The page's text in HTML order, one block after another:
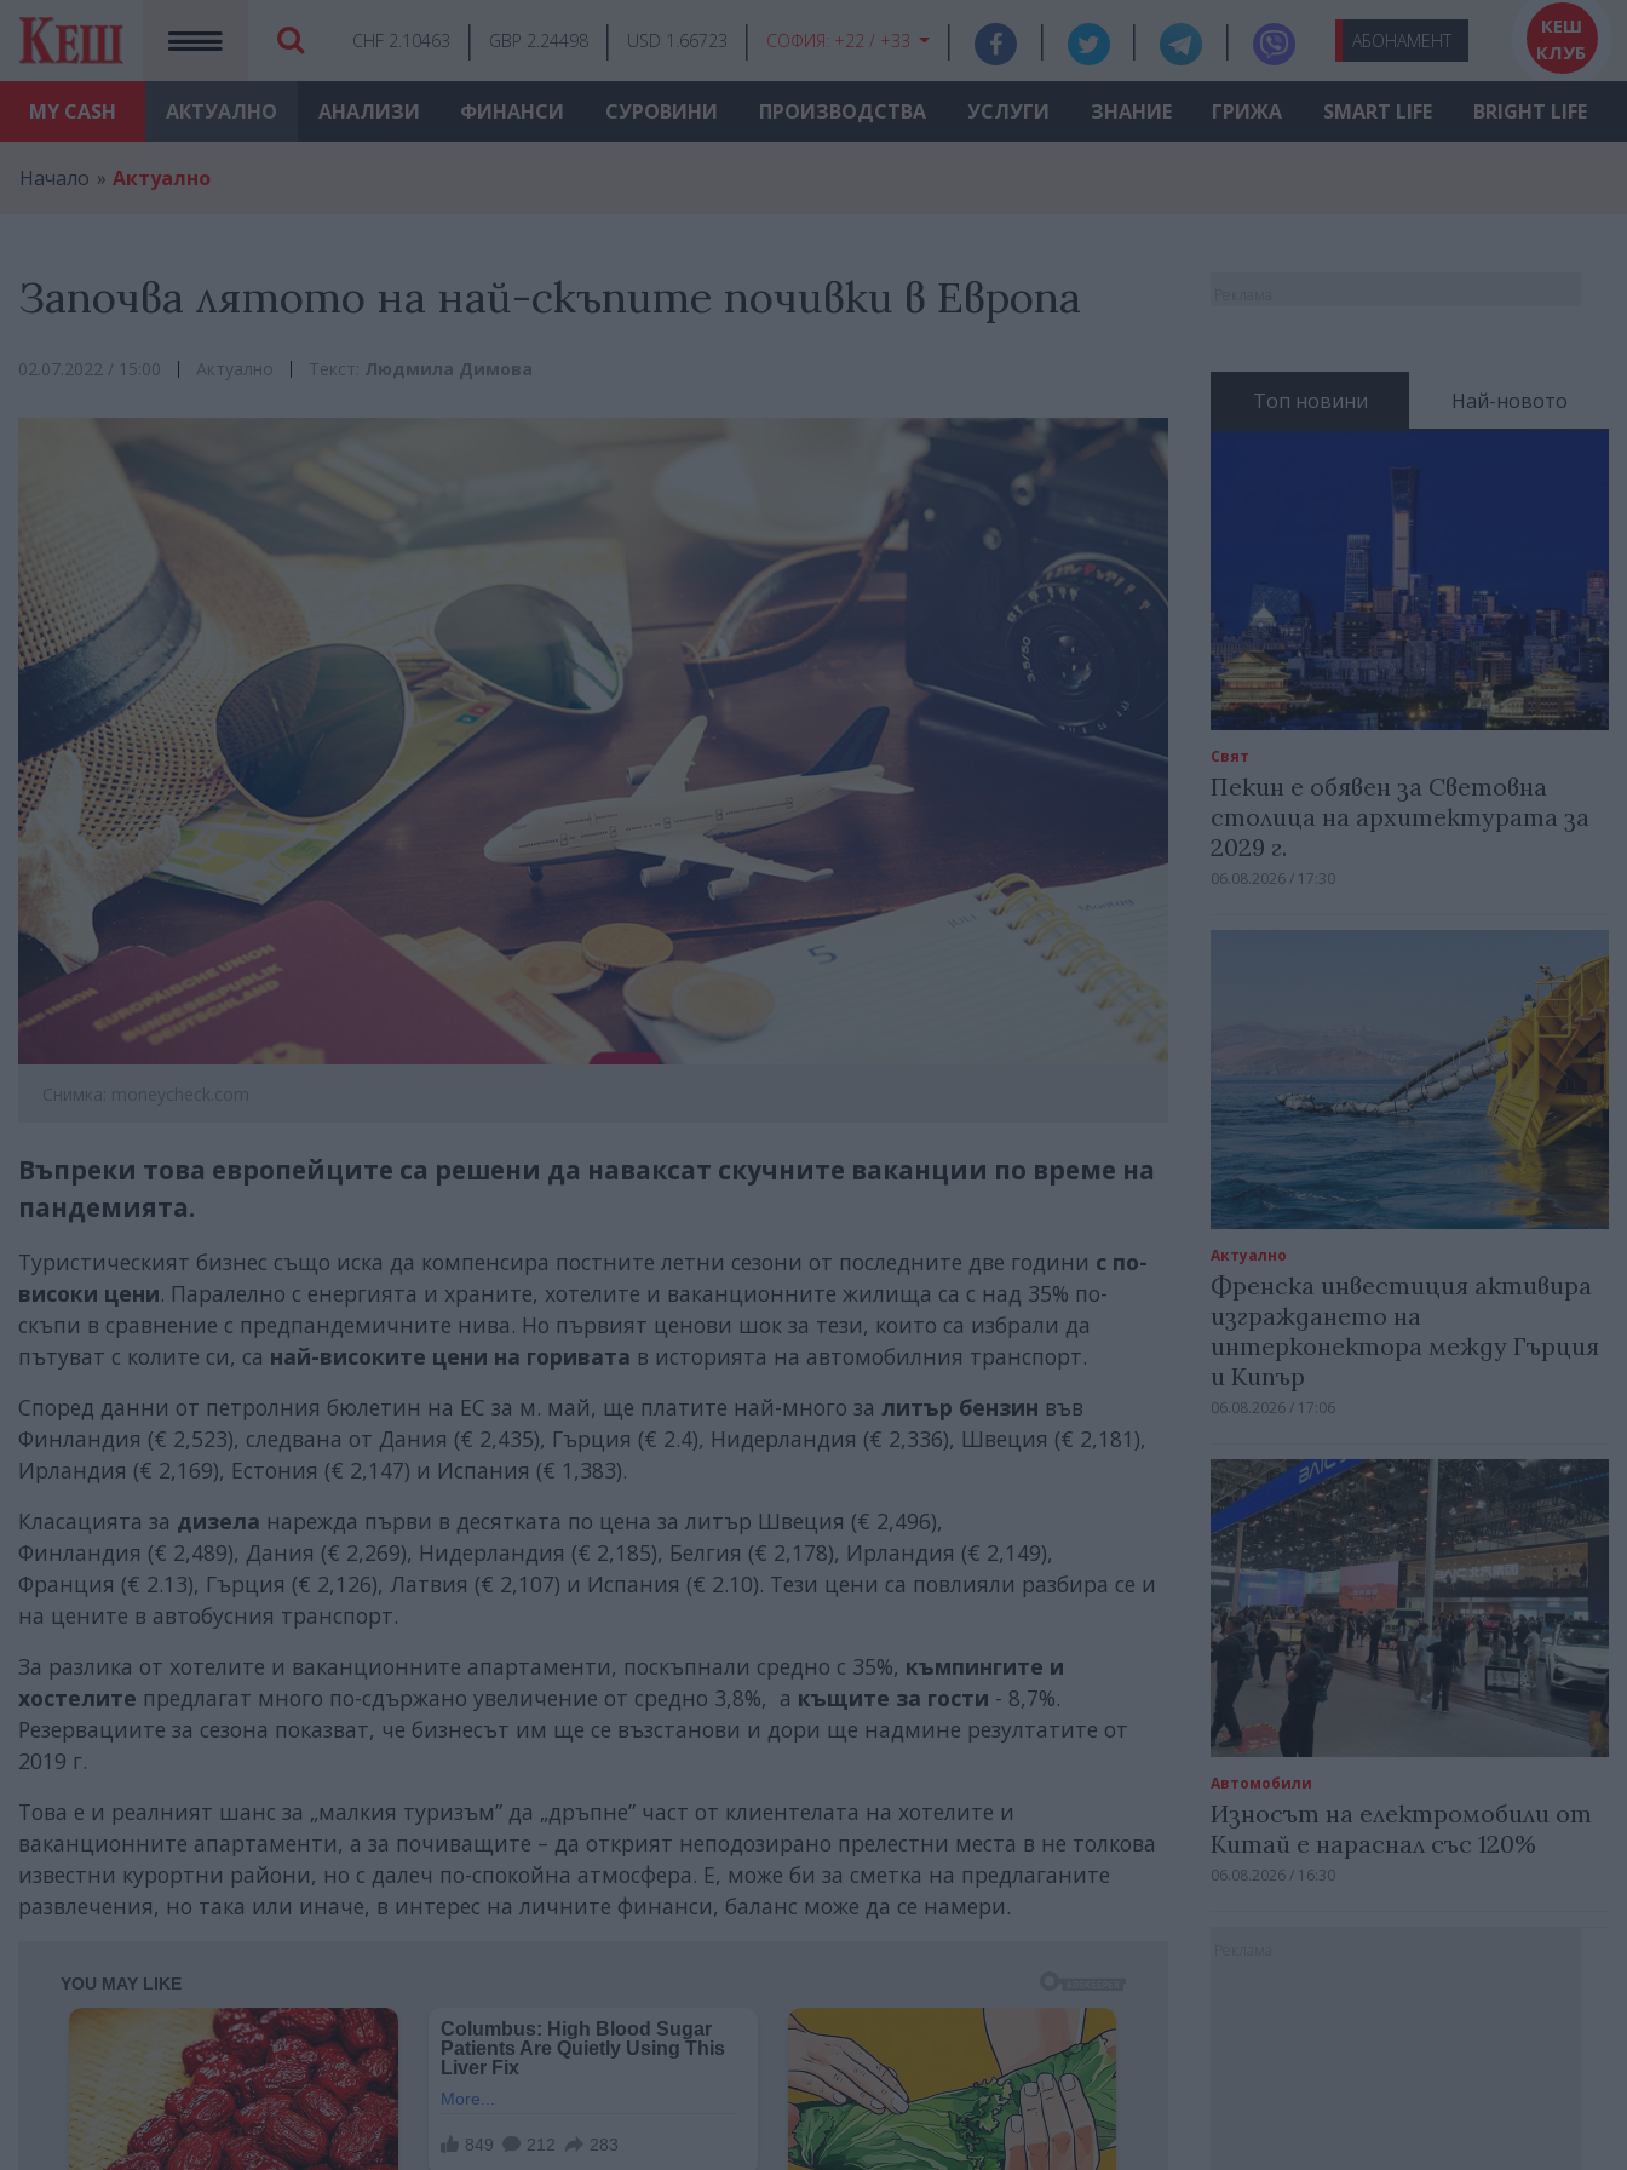
MY CASH
CHF 2.10463 GBP 2.24498 USD 1.66723 СОФИЯ: +22 / +33 АБОНАМЕНТ
КЕШ
КЛУБ
АКТУАЛНО АНАЛИЗИ ФИНАНСИ СУРОВИНИ ПРОИЗВОДСТВА УСЛУГИ ЗНАНИЕ ГРИЖА SMART LIFE BRIGHT LIFE
Начало Актуално
Започва лятото на най-скъпите почивки в Европа
02.07.2022 / 15:00 Актуално Текст: Людмила Димова
Снимка: moneycheck.com
Въпреки това европейците са решени да наваксат скучните ваканции по време на
пандемията.
Туристическият бизнес също иска да компенсира постните летни сезони от последните две години с по-
високи цени. Паралелно с енергията и храните, хотелите и ваканционните жилища са с над 35% по-
скъпи в сравнение с предпандемичните нива. Но първият ценови шок за тези, които са избрали да
пътуват с колите си, са най-високите цени на горивата в историята на автомобилния транспорт.
Според данни от петролния бюлетин на ЕС за м. май, ще платите най-много за литър бензин във
Финландия (€ 2,523), следвана от Дания (€ 2,435), Гърция (€ 2.4), Нидерландия (€ 2,336), Швеция (€ 2,181),
Ирландия (€ 2,169), Естония (€ 2,147) и Испания (€ 1,383).
Класацията за дизела нарежда първи в десятката по цена за литър Швеция (€ 2,496),
Финландия (€ 2,489), Дания (€ 2,269), Нидерландия (€ 2,185), Белгия (€ 2,178), Ирландия (€ 2,149),
Франция (€ 2.13), Гърция (€ 2,126), Латвия (€ 2,107) и Испания (€ 2.10). Тези цени са повлияли разбира се и
на цените в автобусния транспорт.
За разлика от хотелите и ваканционните апартаменти, поскъпнали средно с 35%, къмпингите и
хостелите предлагат много по-сдържано увеличение от средно 3,8%, а къщите за гости - 8,7%.
Резервациите за сезона показват, че бизнесът им ще се възстанови и дори ще надмине резултатите от
2019 г.
Това е и реалният шанс за „малкия туризъм” да „дръпне” част от клиентелата на хотелите и
ваканционните апартаменти, а за почиващите – да открият неподозирано прелестни места в не толкова
известни курортни райони, но с далеч по-спокойна атмосфера. Е, може би за сметка на предлаганите
развлечения, но така или иначе, в интерес на личните финанси, баланс може да се намери.
Топ новини Най-новото
Свят
Пекин е обявен за Световна
столица на архитектурата за
2029 г.
06.08.2026 / 17:30
Актуално
Френска инвестиция активира
изграждането на
интерконектора между Гърция
и Кипър
06.08.2026 / 17:06
Автомобили
Износът на електромобили от
Китай е нараснал със 120%
06.08.2026 / 16:30